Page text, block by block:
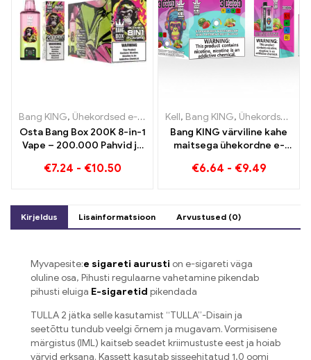
Bang KING, Ühekordsed e-sigaretid ,Ühekordsed e-sigaretid
Osta Bang Box 200K 8-in-1
Vape – 200.000 Pahvid ja
€7.24 - €10.50
Kell, Bang KING, Ühekordsed e-sigaretid Leedu
Bang KING värviline kahe
maitsega ühekordne e-
täis maitseid koos
€6.64 - €9.49
Kirjeldus Lisainformatsioon Arvustused (0)
Myvapesite:e sigareti aurusti on e-sigareti väga
oluline osa, Pihusti regulaarne vahetamine pikendab
pihusti eluiga E-sigaretid pikendada
TULLA 2 jätka selle kasutamist “TULLA”-Disain ja
seetõttu tundub veelgi õrnem ja mugavam. Vormisisene
märgistus (IML) kaitseb seadet kriimustuste eest ja hoiab
värvid erksana. Kassett kasutab sisseehitatud 1,0 oomi